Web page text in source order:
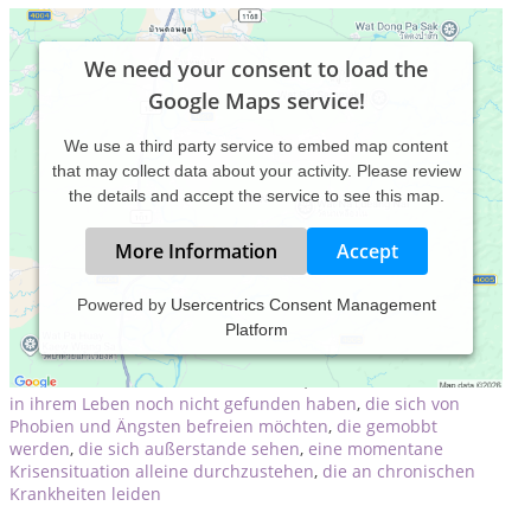
We need your consent to load the
Google Maps service!
We use a third party service to embed map content
that may collect data about your activity. Please review
the details and accept the service to see this map.
More Information Accept
Powered by Usercentrics Consent Management
Platform
Für Menschen
die ihr seelisches Gleichgewicht wieder finden
möchten,die sich in einer Krisensituation befinden die ihr
Selbstbewussstsein stärken möchten
die den "roten Faden"
in ihrem Leben noch nicht gefunden haben, die sich von
Phobien und Ängsten befreien möchten, die gemobbt
werden, die sich außerstande sehen, eine momentane
Krisensituation alleine durchzustehen, die an chronischen
Krankheiten leiden